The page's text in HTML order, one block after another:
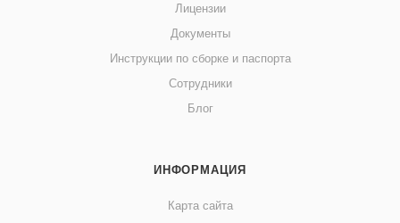
Лицензии
Документы
Инструкции по сборке и паспорта
Сотрудники
Блог
ИНФОРМАЦИЯ
Карта сайта